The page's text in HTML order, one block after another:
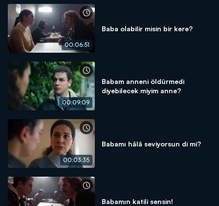
00:06:51
Baba olabilir misin bir kere?
00:09:09
Babam anneni öldürmedi
diyebilecek miyim anne?
00:03:35
Babamı hâlâ seviyorsun di mi?
Babamın katili sensin!